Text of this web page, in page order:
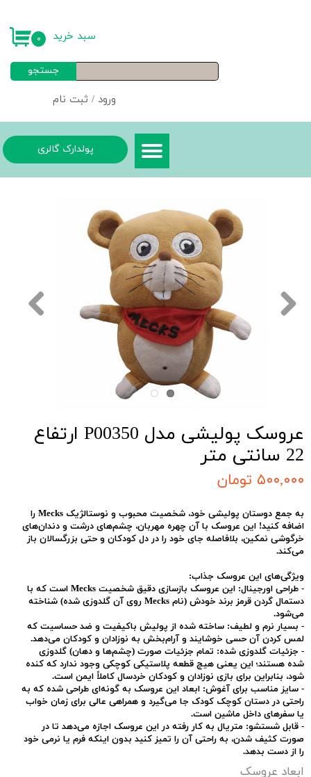
ورود / ثبت نام
خروج از حساب کاربری
جستجو
۰ سبد خرید
پولدارک گالری
عروسک پولیشی مدل P00350 ارتفاع
22 سانتی متر
۵۰۰,۰۰۰ تومان
به جمع دوستان پولیشی خود، شخصیت محبوب و نوستالژیکMecks را
اضافه کنید! این عروسک با آن چهره مهربان، چشم‌های درشت و دندان‌های
خرگوشی نمکین، بلافاصله جای خود را در دل کودکان و حتی بزرگسالان باز
می‌کند.
ویژگی‌های این عروسک جذاب:
-طراحی اورجینال:
این عروسک بازسازی دقیق شخصیت Mecks است که با
دستمال گردن قرمز برند خودش (نام Mecks روی آن گلدوزی شده) شناخته
می‌شود.
- بسیار نرم و لطیف: ساخته شده از پولیش باکیفیت و ضد حساسیت که
لمس کردن آن حسی خوشایند و آرام‌بخش به نوزادان و کودکان می‌دهد.
- جزئیات گلدوزی شده: تمام جزئیات صورت (چشم‌ها و دهان) گلدوزی
شده هستند؛ این یعنی هیچ قطعه پلاستیکی کوچکی وجود ندارد که کنده
شود، بنابراین برای بازی نوزادان و کودکان خردسال کاملاً ایمن است.
-سایز مناسب برای آغوش: ابعاد این عروسک به گونه‌ای طراحی شده که به
راحتی در دستان کوچک کودک جا می‌گیرد و همراهی عالی برای زمان خواب
یا سفرهای داخل ماشین است.
-قابل شستشو: متریال به کار رفته در این عروسک اجازه می‌دهد تا در
صورت کثیف شدن، به راحتی آن را تمیز کنید بدون اینکه فرم یا نرمی خود
را از دست بدهد.
ابعاد عروسک